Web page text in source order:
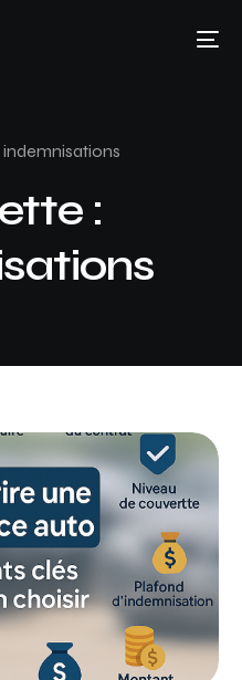
indemnisations
: